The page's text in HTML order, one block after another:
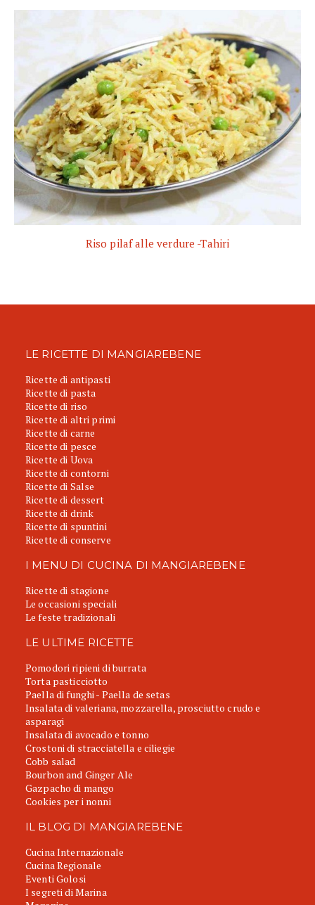
Riso pilaf alle verdure -Tahiri
LE RICETTE DI MANGIAREBENE
Ricette di antipasti
Ricette di pasta
Ricette di riso
Ricette di altri primi
Ricette di carne
Ricette di pesce
Ricette di Uova
Ricette di contorni
Ricette di Salse
Ricette di dessert
Ricette di drink
Ricette di spuntini
Ricette di conserve
I MENU DI CUCINA DI MANGIAREBENE
Ricette di stagione
Le occasioni speciali
Le feste tradizionali
LE ULTIME RICETTE
Pomodori ripieni di burrata
Torta pasticciotto
Paella di funghi - Paella de setas
Insalata di valeriana, mozzarella, prosciutto crudo e
asparagi
Insalata di avocado e tonno
Crostoni di stracciatella e ciliegie
Cobb salad
Bourbon and Ginger Ale
Gazpacho di mango
Cookies per i nonni
IL BLOG DI MANGIAREBENE
Cucina Internazionale
Cucina Regionale
Eventi Golosi
I segreti di Marina